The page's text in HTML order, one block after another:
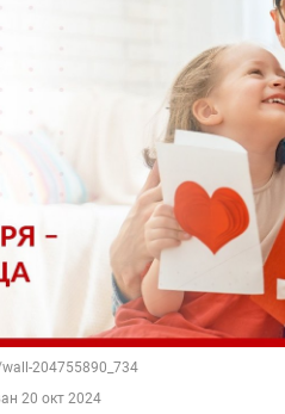
204755890_734
20 окт 2024